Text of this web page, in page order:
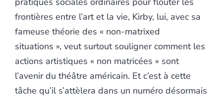
frontières entre l’art et la vie, Kirby, lui, avec sa
fameuse théorie des « non-matrixed
situations », veut surtout souligner comment les
actions artistiques « non matricées » sont
l’avenir du théâtre américain. Et c’est à cette
tâche qu’il s’attèlera dans un numéro désormais